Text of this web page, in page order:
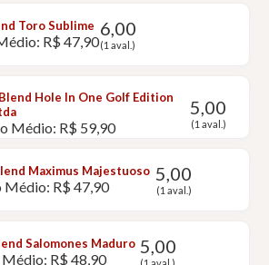
Toro Sublime
R$ 47,90
6,00
(1 aval.)
Hole In One Golf Edition
Médio: R$ 59,90
5,00
(1 aval.)
Maximus Majestuoso
Médio: R$ 47,90
5,00
(1 aval.)
Salomones Maduro
Médio: R$ 48,90
5,00